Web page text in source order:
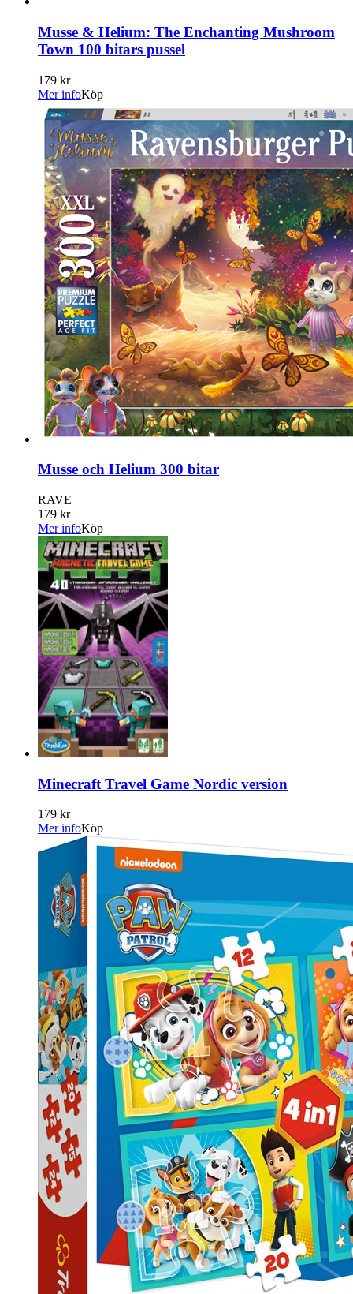
Musse & Helium: The Enchanting Mushroom
Town 100 bitars pussel
179 kr
Mer infoKöp
Musse och Helium 300 bitar
RAVE
179 kr
Mer infoKöp
Minecraft Travel Game Nordic version
179 kr
Mer infoKöp